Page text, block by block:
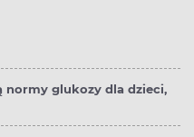
normy glukozy dla dzieci,